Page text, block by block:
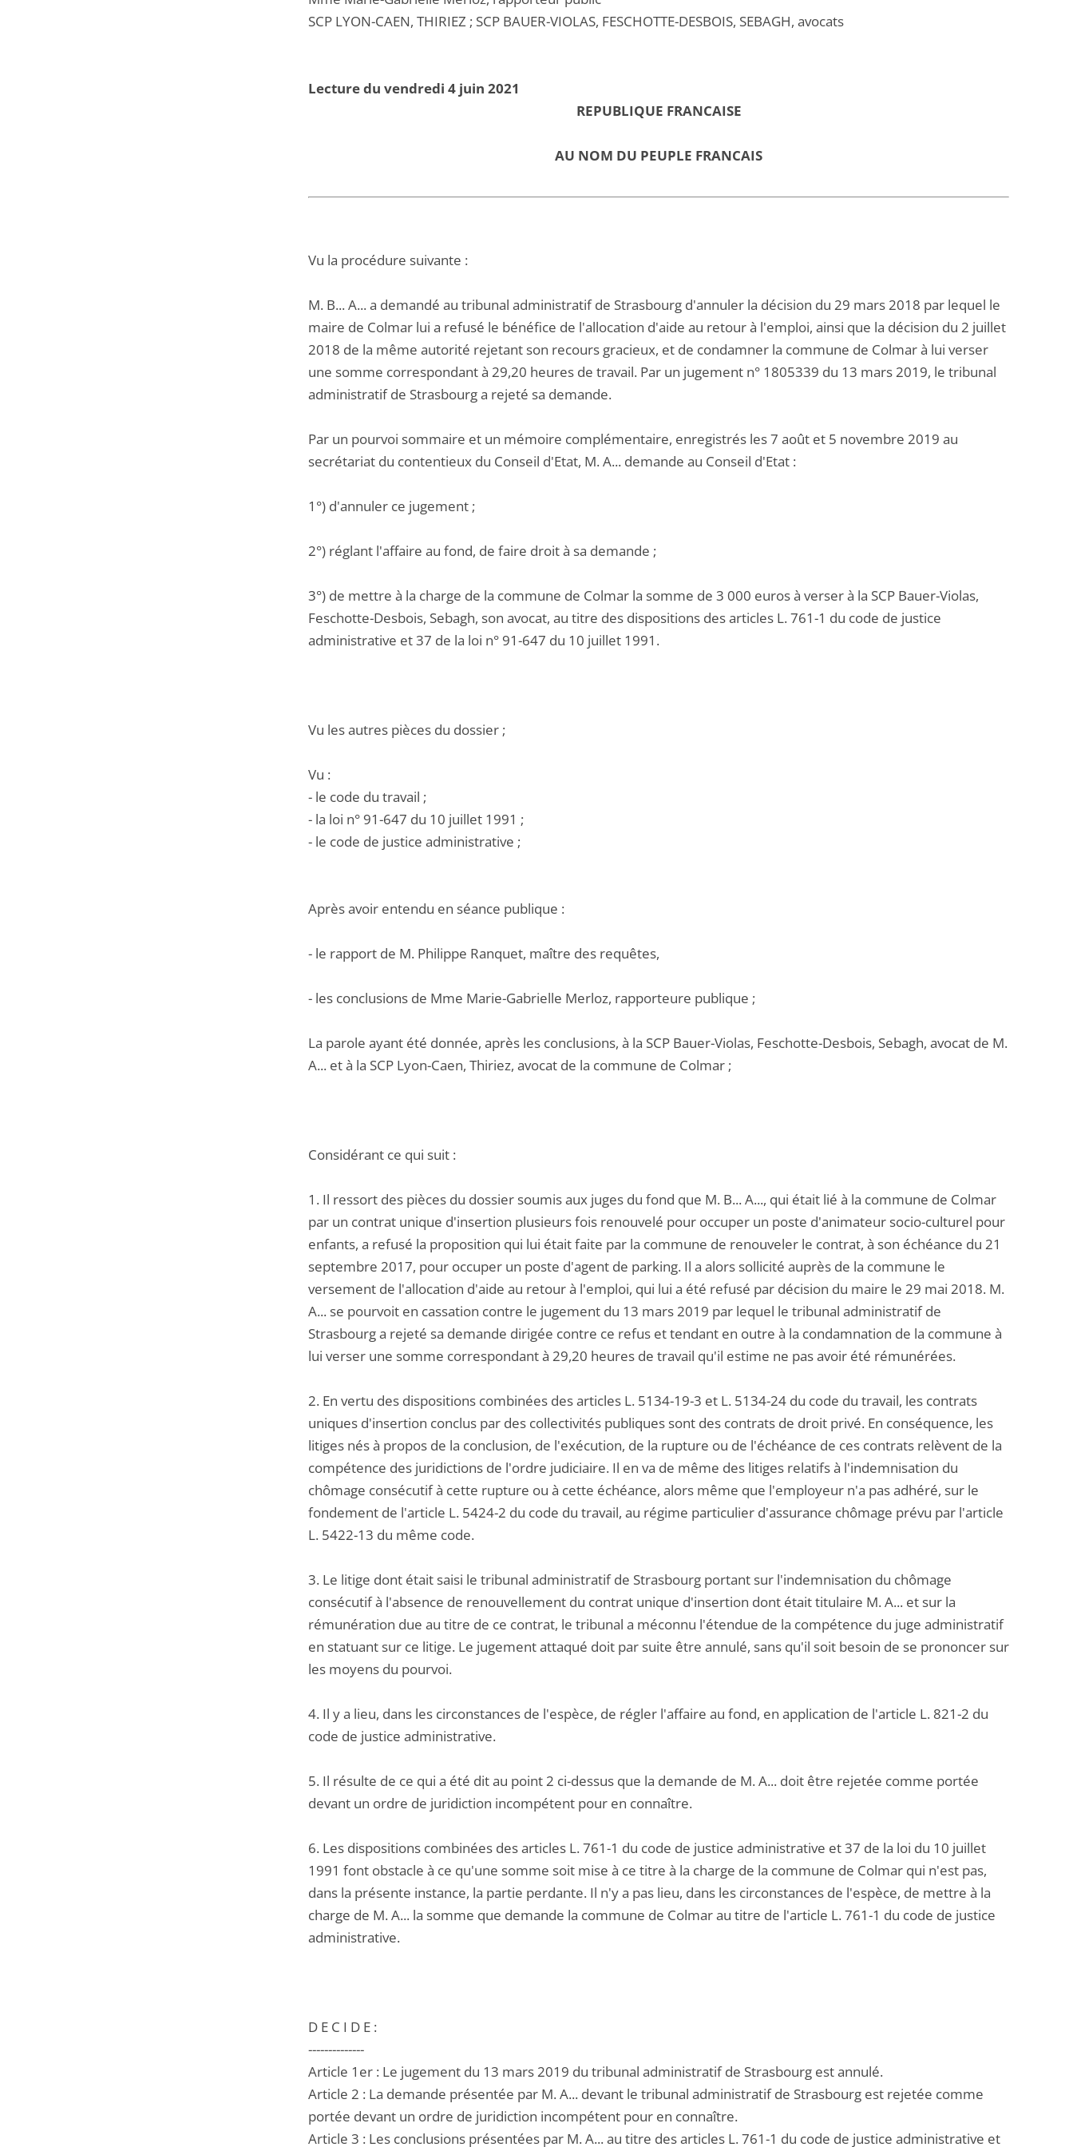
SCP LYON-CAEN, THIRIEZ ; SCP BAUER-VIOLAS, FESCHOTTE-DESBOIS, SEBAGH, avocats
Lecture du vendredi 4 juin 2021
REPUBLIQUE FRANCAISE
AU NOM DU PEUPLE FRANCAIS
Vu la procédure suivante :
M. B... A... a demandé au tribunal administratif de Strasbourg d'annuler la décision du 29 mars 2018 par lequel le
maire de Colmar lui a refusé le bénéfice de l'allocation d'aide au retour à l'emploi, ainsi que la décision du 2 juillet
2018 de la même autorité rejetant son recours gracieux, et de condamner la commune de Colmar à lui verser
une somme correspondant à 29,20 heures de travail. Par un jugement n° 1805339 du 13 mars 2019, le tribunal
administratif de Strasbourg a rejeté sa demande.
Par un pourvoi sommaire et un mémoire complémentaire, enregistrés les 7 août et 5 novembre 2019 au
secrétariat du contentieux du Conseil d'Etat, M. A... demande au Conseil d'Etat :
1°) d'annuler ce jugement ;
2°) réglant l'affaire au fond, de faire droit à sa demande ;
3°) de mettre à la charge de la commune de Colmar la somme de 3 000 euros à verser à la SCP Bauer-Violas,
Feschotte-Desbois, Sebagh, son avocat, au titre des dispositions des articles L. 761-1 du code de justice
administrative et 37 de la loi n° 91-647 du 10 juillet 1991.
Vu les autres pièces du dossier ;
Vu :
- le code du travail ;
- la loi n° 91-647 du 10 juillet 1991 ;
- le code de justice administrative ;
Après avoir entendu en séance publique :
- le rapport de M. Philippe Ranquet, maître des requêtes,
- les conclusions de Mme Marie-Gabrielle Merloz, rapporteure publique ;
La parole ayant été donnée, après les conclusions, à la SCP Bauer-Violas, Feschotte-Desbois, Sebagh, avocat de M.
A... et à la SCP Lyon-Caen, Thiriez, avocat de la commune de Colmar ;
Considérant ce qui suit :
1. Il ressort des pièces du dossier soumis aux juges du fond que M. B... A..., qui était lié à la commune de Colmar
par un contrat unique d'insertion plusieurs fois renouvelé pour occuper un poste d'animateur socio-culturel pour
enfants, a refusé la proposition qui lui était faite par la commune de renouveler le contrat, à son échéance du 21
septembre 2017, pour occuper un poste d'agent de parking. Il a alors sollicité auprès de la commune le
versement de l'allocation d'aide au retour à l'emploi, qui lui a été refusé par décision du maire le 29 mai 2018. M.
A... se pourvoit en cassation contre le jugement du 13 mars 2019 par lequel le tribunal administratif de
Strasbourg a rejeté sa demande dirigée contre ce refus et tendant en outre à la condamnation de la commune à
lui verser une somme correspondant à 29,20 heures de travail qu'il estime ne pas avoir été rémunérées.
2. En vertu des dispositions combinées des articles L. 5134-19-3 et L. 5134-24 du code du travail, les contrats
uniques d'insertion conclus par des collectivités publiques sont des contrats de droit privé. En conséquence, les
litiges nés à propos de la conclusion, de l'exécution, de la rupture ou de l'échéance de ces contrats relèvent de la
compétence des juridictions de l'ordre judiciaire. Il en va de même des litiges relatifs à l'indemnisation du
chômage consécutif à cette rupture ou à cette échéance, alors même que l'employeur n'a pas adhéré, sur le
fondement de l'article L. 5424-2 du code du travail, au régime particulier d'assurance chômage prévu par l'article
L. 5422-13 du même code.
3. Le litige dont était saisi le tribunal administratif de Strasbourg portant sur l'indemnisation du chômage
consécutif à l'absence de renouvellement du contrat unique d'insertion dont était titulaire M. A... et sur la
rémunération due au titre de ce contrat, le tribunal a méconnu l'étendue de la compétence du juge administratif
en statuant sur ce litige. Le jugement attaqué doit par suite être annulé, sans qu'il soit besoin de se prononcer sur
les moyens du pourvoi.
4. Il y a lieu, dans les circonstances de l'espèce, de régler l'affaire au fond, en application de l'article L. 821-2 du
code de justice administrative.
5. Il résulte de ce qui a été dit au point 2 ci-dessus que la demande de M. A... doit être rejetée comme portée
devant un ordre de juridiction incompétent pour en connaître.
6. Les dispositions combinées des articles L. 761-1 du code de justice administrative et 37 de la loi du 10 juillet
1991 font obstacle à ce qu'une somme soit mise à ce titre à la charge de la commune de Colmar qui n'est pas,
dans la présente instance, la partie perdante. Il n'y a pas lieu, dans les circonstances de l'espèce, de mettre à la
charge de M. A... la somme que demande la commune de Colmar au titre de l'article L. 761-1 du code de justice
administrative.
D E C I D E :
--------------
Article 1er : Le jugement du 13 mars 2019 du tribunal administratif de Strasbourg est annulé.
Article 2 : La demande présentée par M. A... devant le tribunal administratif de Strasbourg est rejetée comme
portée devant un ordre de juridiction incompétent pour en connaître.
Article 3 : Les conclusions présentées par M. A... au titre des articles L. 761-1 du code de justice administrative et